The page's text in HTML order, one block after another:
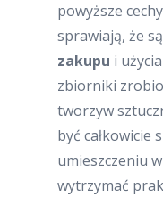
powyższe cechy
sprawiają, że
zakupu i
zbiorniki
tworzyw
być całkowicie
umieszczeniu
wytrzymać